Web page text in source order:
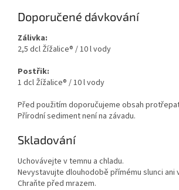
Doporučené dávkování
Zálivka:
2,5 dcl Žížalice® / 10 l vody
Postřik:
1 dcl Žížalice® / 10 l vody
Před použitím doporučujeme obsah
Přírodní sediment není na závadu.
Skladování
Uchovávejte v temnu a chladu.
Nevystavujte dlouhodobě přímému slunci ani
Chraňte před mrazem.